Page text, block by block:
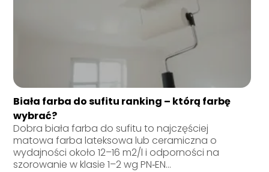
Biała farba do sufitu ranking – którą farbę
wybrać?
Dobra biała farba do sufitu to najczęściej
matowa farba lateksowa lub ceramiczna o
wydajności około 12–16 m2/l i odporności na
szorowanie w klasie 1–2 wg PN‑EN...